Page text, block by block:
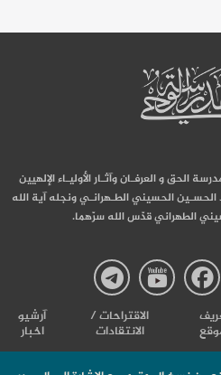
الحق و العرفـان وآثـار الأوليـاء الإلهيين
الحسـين الحسيني الطـهرانـي ونجله آية الله
الطهراني قدّس الله سرّهما.
صفحة
صفحة
الاقتراحات /
الانتقادات
آرشیو
اخبار